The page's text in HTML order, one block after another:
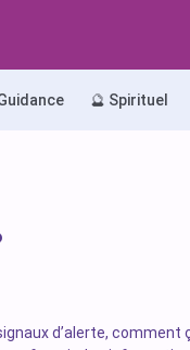
🔮 Spirituel
d’alerte,